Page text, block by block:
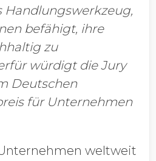
Handlungswerkzeug,
befähigt, ihre
zu
würdigt die Jury
Deutschen
für Unternehmen
weltweit